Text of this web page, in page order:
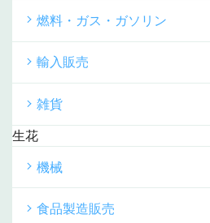
燃料・ガス・ガソリン
輸入販売
雑貨
生花
機械
食品製造販売